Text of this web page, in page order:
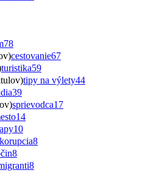
78
cestovanie67
turistika59
tipy na výlety44
39
sprievodca17
14
10
korupcia8
8
8